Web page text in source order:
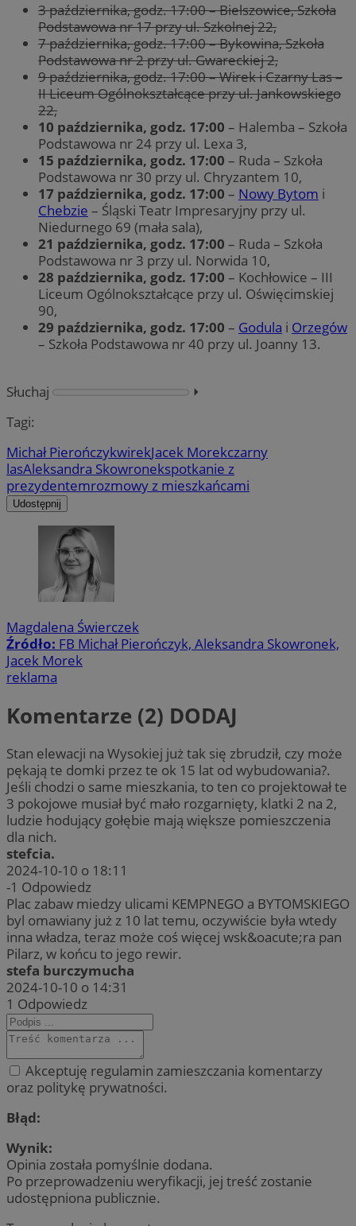
3 października, godz. 17:00 – Bielszowice, Szkoła
Podstawowa nr 17 przy ul. Szkolnej 22,
7 października, godz. 17:00 – Bykowina, Szkoła
Podstawowa nr 2 przy ul. Gwareckiej 2,
9 października, godz. 17:00 – Wirek i Czarny Las –
II Liceum Ogólnokształcące przy ul. Jankowskiego
22,
10 października, godz. 17:00 – Halemba – Szkoła
Podstawowa nr 24 przy ul. Lexa 3,
15 października, godz. 17:00 – Ruda – Szkoła
Podstawowa nr 30 przy ul. Chryzantem 10,
17 października, godz. 17:00 – Nowy Bytom i
Chebzie – Śląski Teatr Impresaryjny przy ul.
Niedurnego 69 (mała sala),
21 października, godz. 17:00 – Ruda – Szkoła
Podstawowa nr 3 przy ul. Norwida 10,
28 października, godz. 17:00 – Kochłowice – III
Liceum Ogólnokształcące przy ul. Oświęcimskiej
90,
29 października, godz. 17:00 – Godula i Orzegów
– Szkoła Podstawowa nr 40 przy ul. Joanny 13.
Słuchaj
⏵︎
Tagi:
Michał PierończykwirekJacek Morekczarny
lasAleksandra Skowronekspotkanie z
prezydentemrozmowy z mieszkańcami
Udostępnij
Magdalena Świerczek
Źródło: FB Michał Pierończyk, Aleksandra Skowronek,
Jacek Morek
reklama
Komentarze (2) DODAJ
Stan elewacji na Wysokiej już tak się zbrudził, czy może
pękają te domki przez te ok 15 lat od wybudowania?.
Jeśli chodzi o same mieszkania, to ten co projektował te
3 pokojowe musiał być mało rozgarnięty, klatki 2 na 2,
ludzie hodujący gołębie mają większe pomieszczenia
dla nich.
stefcia.
2024-10-10 o 18:11
-1 Odpowiedz
Plac zabaw miedzy ulicami KEMPNEGO a BYTOMSKIEGO
byl omawiany już z 10 lat temu, oczywiście była wtedy
inna władza, teraz może coś więcej wsk&oacute;ra pan
Pilarz, w końcu to jego rewir.
stefa burczymucha
2024-10-10 o 14:31
1 Odpowiedz
Akceptuję regulamin zamieszczania komentarzy
oraz politykę prywatności.
Błąd:
Wynik:
Opinia została pomyślnie dodana.
Po przeprowadzeniu weryfikacji, jej treść zostanie
udostępniona publicznie.